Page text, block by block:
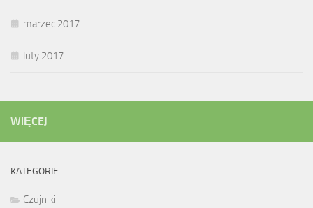
marzec 2017
luty 2017
WIĘCEJ
KATEGORIE
Czujniki